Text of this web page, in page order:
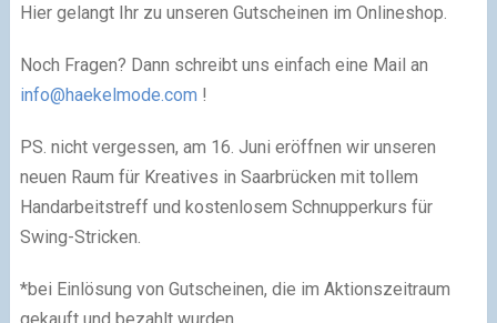
Hier gelangt Ihr zu unseren Gutscheinen im Onlineshop.
Noch Fragen? Dann schreibt uns einfach eine Mail an
info@haekelmode.com !
PS. nicht vergessen, am 16. Juni eröffnen wir unseren
neuen Raum für Kreatives in Saarbrücken mit tollem
Handarbeitstreff und kostenlosem Schnupperkurs für
Swing-Stricken.
*bei Einlösung von Gutscheinen, die im Aktionszeitraum
gekauft und bezahlt wurden.